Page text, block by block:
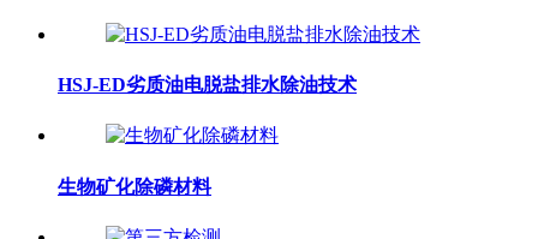
HSJ-ED劣质油电脱盐排水除油技术
生物矿化除磷材料